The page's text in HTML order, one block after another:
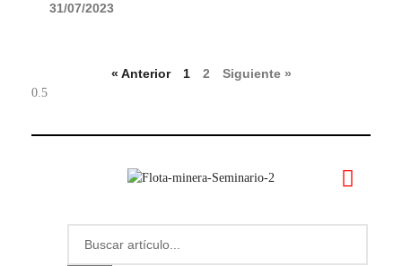
31/07/2023
« Anterior 1 2 Siguiente »